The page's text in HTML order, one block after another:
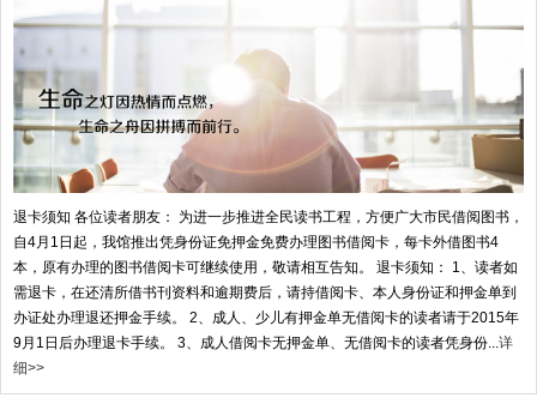
退卡须知 各位读者朋友： 为进一步推进全民读书工程，方便广大市民借阅图书，
自4月1日起，我馆推出凭身份证免押金免费办理图书借阅卡，每卡外借图书4
本，原有办理的图书借阅卡可继续使用，敬请相互告知。 退卡须知： 1、读者如
需退卡，在还清所借书刊资料和逾期费后，请持借阅卡、本人身份证和押金单到
办证处办理退还押金手续。 2、成人、少儿有押金单无借阅卡的读者请于2015年
9月1日后办理退卡手续。 3、成人借阅卡无押金单、无借阅卡的读者凭身份... 详
细>>